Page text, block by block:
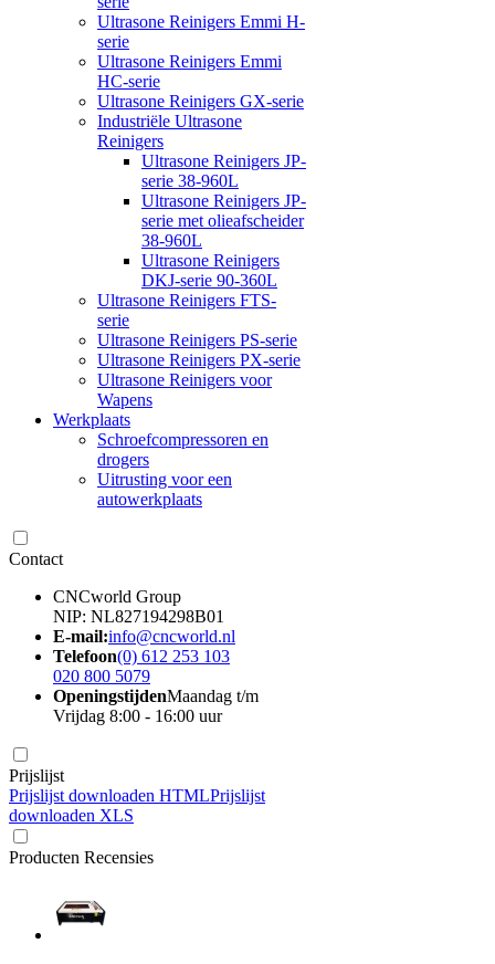
Ultrasone Reinigers Emmi H-
serie
Ultrasone Reinigers Emmi
HC-serie
Ultrasone Reinigers GX-serie
Industriële Ultrasone
Reinigers
Ultrasone Reinigers JP-
serie 38-960L
Ultrasone Reinigers JP-
serie met olieafscheider
38-960L
Ultrasone Reinigers
DKJ-serie 90-360L
Ultrasone Reinigers FTS-
serie
Ultrasone Reinigers PS-serie
Ultrasone Reinigers PX-serie
Ultrasone Reinigers voor
Wapens
Werkplaats
Schroefcompressoren en
drogers
Uitrusting voor een
autowerkplaats
Contact
CNCworld Group
NIP: NL827194298B01
E-mail:info@cncworld.nl
Telefoon(0) 612 253 103
020 800 5079
OpeningstijdenMaandag t/m
Vrijdag 8:00 - 16:00 uur
Prijslijst
Prijslijst downloaden HTMLPrijslijst
downloaden XLS
Producten Recensies